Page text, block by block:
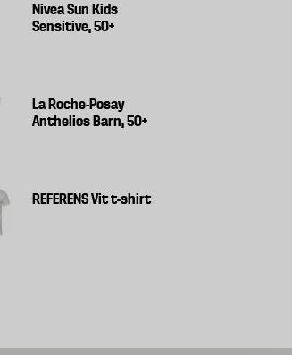
Nivea Sun Kids
Sensitive, 50+
La Roche-Posay
Anthelios Barn, 50+
REFERENS Vit t-shirt